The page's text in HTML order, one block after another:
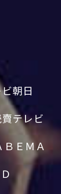
朝日
テレビ
ＢＥＭＡ